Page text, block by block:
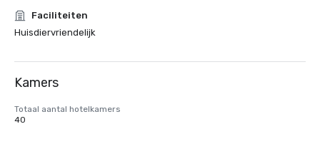
Faciliteiten
Huisdiervriendelijk
Kamers
Totaal aantal hotelkamers
40